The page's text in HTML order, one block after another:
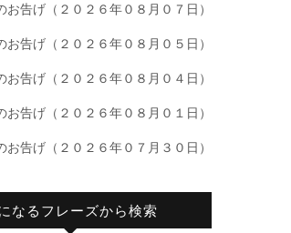
お告げ（２０２６年０８月０７日）
お告げ（２０２６年０８月０５日）
お告げ（２０２６年０８月０４日）
お告げ（２０２６年０８月０１日）
お告げ（２０２６年０７月３０日）
なるフレーズから検索